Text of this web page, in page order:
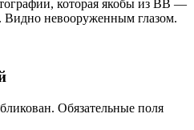
которая якобы из ВВ —
невооруженным глазом.
Обязательные поля